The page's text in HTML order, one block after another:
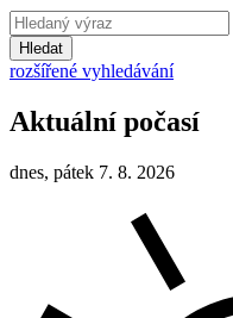
Hledat
rozšířené vyhledávání
Aktuální počasí
dnes, pátek 7. 8. 2026